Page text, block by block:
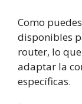
Como
disponibles
router, lo
adaptar la
específicas.